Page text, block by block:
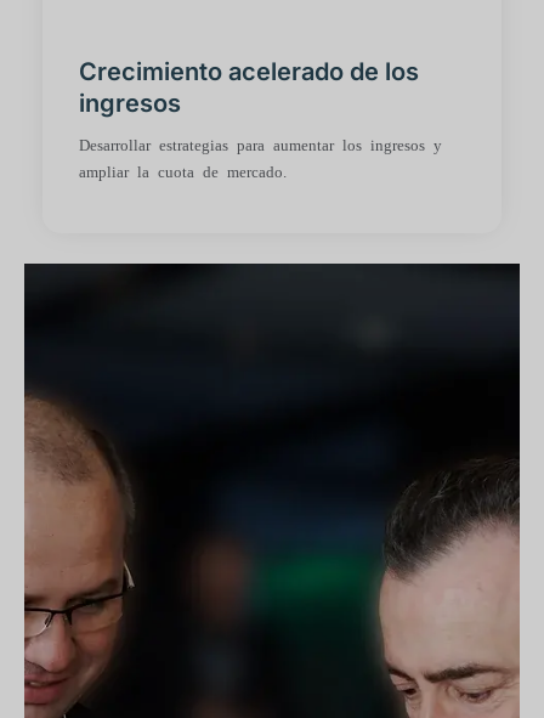
Crecimiento acelerado de los
ingresos
Desarrollar estrategias para aumentar los ingresos y
ampliar la cuota de mercado.